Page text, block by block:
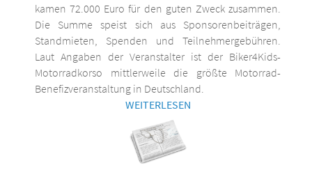
kamen 72.000 Euro für den guten Zweck zusammen.
Die Summe speist sich aus Sponsorenbeiträgen,
Standmieten, Spenden und Teilnehmergebühren.
Laut Angaben der Veranstalter ist der Biker4Kids-
Motorradkorso mittlerweile die größte Motorrad-
Benefizveranstaltung in Deutschland.
WEITERLESEN